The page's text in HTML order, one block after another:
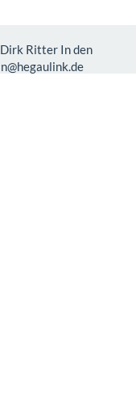
Ritter In den